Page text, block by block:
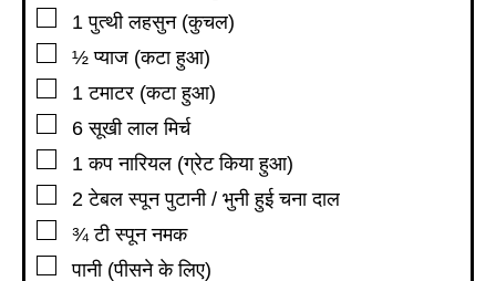
▢
1 पुत्थी लहसुन (कुचल)
▢
½ प्याज (कटा हुआ)
▢
1 टमाटर (कटा हुआ)
▢
6 सूखी लाल मिर्च
▢
1 कप नारियल (ग्रेट किया हुआ)
▢
2 टेबल स्पून पुटानी / भुनी हुई चना दाल
▢
¾ टी स्पूननमक
▢
पानी (पीसने के लिए)